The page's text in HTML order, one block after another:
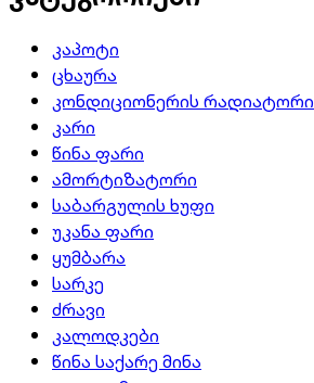
კაპოტი
ცხაურა
კონდიციონერის რადიატორი
კარი
წინა ფარი
ამორტიზატორი
საბარგულის ხუფი
უკანა ფარი
ყუმბარა
სარკე
ძრავი
კალოდკები
წინა საქარე მინა